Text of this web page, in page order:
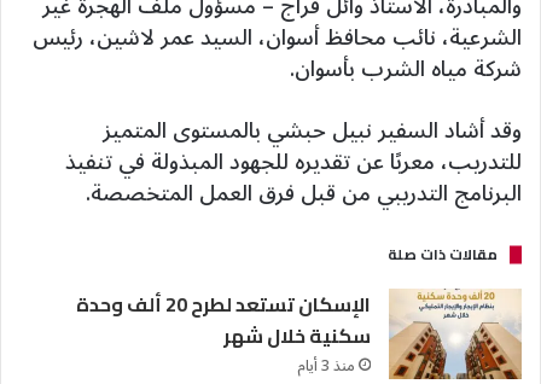
الشرعية، نائب محافظ أسوان، السيد عمر لاشين، رئيس
شركة مياه الشرب بأسوان.
وقد أشاد السفير نبيل حبشي بالمستوى المتميز
للتدريب، معربًا عن تقديره للجهود المبذولة في تنفيذ
البرنامج التدريبي من قبل فرق العمل المتخصصة.
مقالات ذات صلة
الإسكان تستعد لطرح 20 ألف وحدة
سكنية خلال شهر
منذ 3 أيام